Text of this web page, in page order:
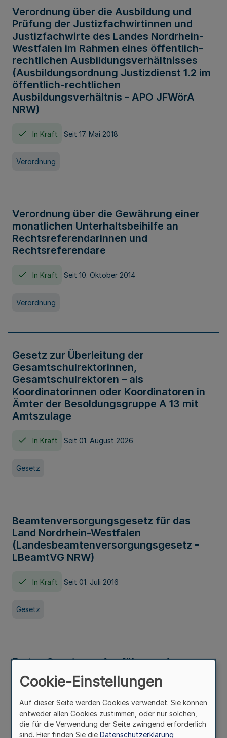
Verordnung über die Ausbildung und
Prüfung der Justizfachwirtinnen und
Justizfachwirte des Landes Nordrhein-
Westfalen im Rahmen eines öffentlich-
rechtlichen Ausbildungsverhältnisses
(Ausbildungsordnung Justizdienst 1.2 im
öffentlich-rechtlichen
Ausbildungsverhältnis - APO JFWörA
NRW)
In Kraft Seit 17. Mai 2018
Verordnung
Verordnung über die Gewährung einer
monatlichen Unterhaltsbeihilfe an
Rechtsreferendarinnen und
Rechtsreferendare
In Kraft Seit 10. Oktober 2014
Verordnung
Gesetz zur Überleitung der
Gesamtschulrektorinnen,
Gesamtschulrektoren – als
Koordinatorinnen oder Koordinatoren in
Ämter der Besoldungsgruppe A 13 mit
Amtszulage
In Kraft Seit 01. August 2026
Gesetz
Beamtenversorgungsgesetz für das
Land Nordrhein-Westfalen
(Landesbeamtenversorgungsgesetz -
LBeamtVG NRW)
In Kraft Seit 01. Juli 2016
Gesetz
Erstes Gesetz zur Ausführung des
Kinder- und Jugendhilfegesetzes - AG -
KJHG -
In Kraft Seit 01. Januar 1991
Cookie-Einstellungen
Auf dieser Seite werden Cookies verwendet. Sie können
entweder allen Cookies zustimmen, oder nur solchen,
die für die Verwendung der Seite zwingend erforderlich
sind. Hier finden Sie die Datenschutzerklärung